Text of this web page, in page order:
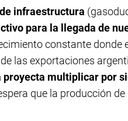
infraestructura
para la llegada de
constante donde
las exportaciones
multiplicar por
que la producción